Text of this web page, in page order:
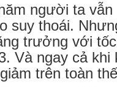
người ta
suy thoái.
trưởng với
Và ngay cả
trên toàn